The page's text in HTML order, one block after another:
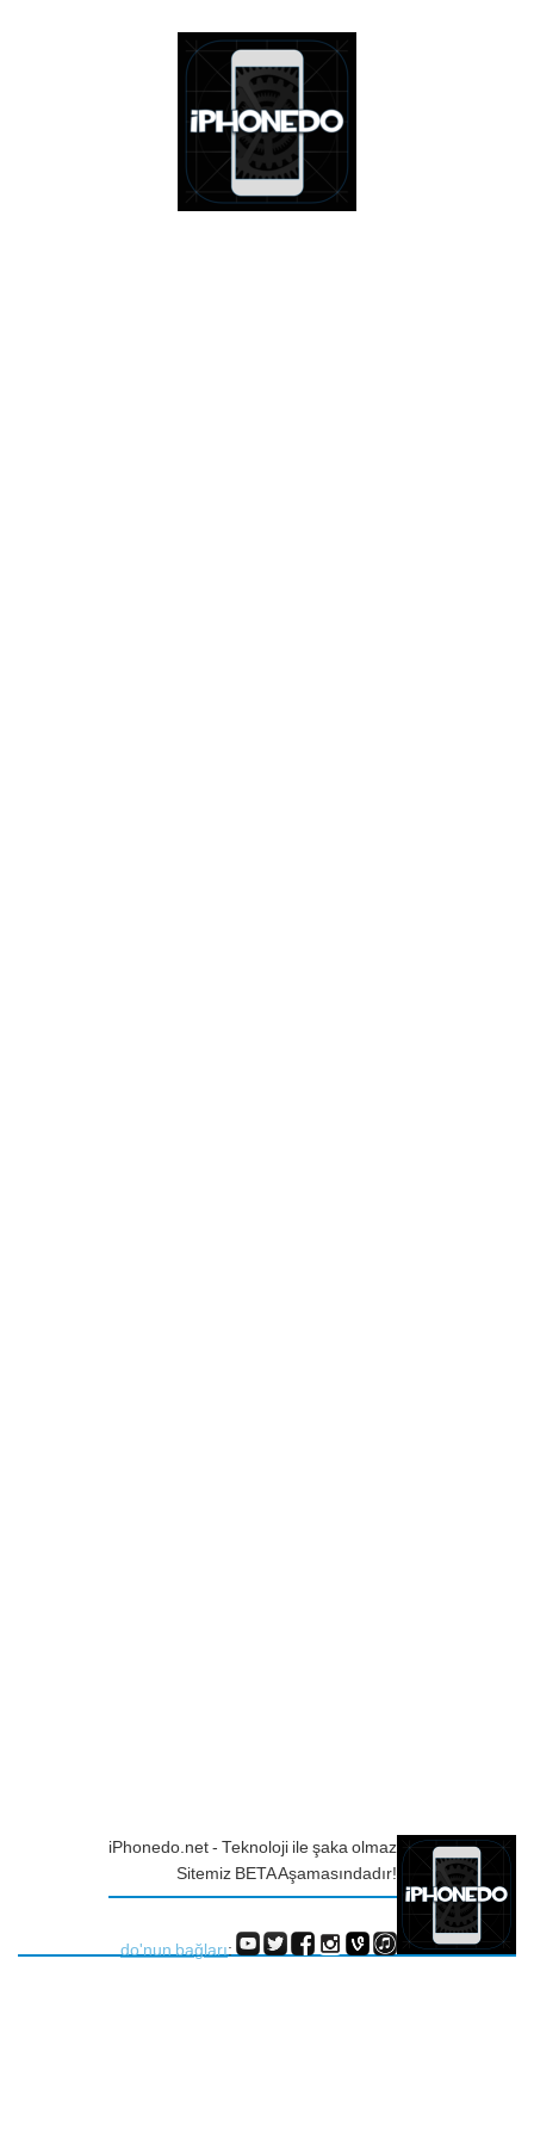
iPhonedo.net - Teknoloji ile şaka olmaz
Sitemiz BETA Aşamasındadır!
do'nun bağları: